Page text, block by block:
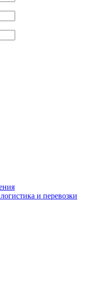
и перевозки